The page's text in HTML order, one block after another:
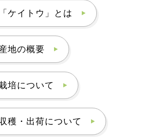
ケイトウ」とは
地の概要
培について
穫・出荷について